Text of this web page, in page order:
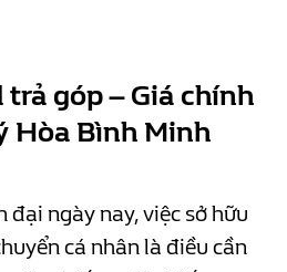
trả góp – Giá chính
Hòa Bình Minh
đại ngày nay, việc sở hữu
cá nhân là điều cần